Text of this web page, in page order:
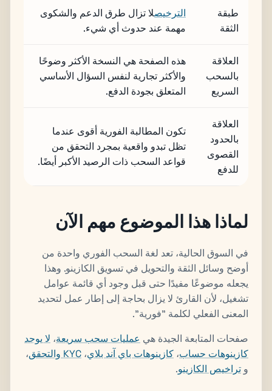
طبقة
الثقة
الترخيصلا تزال طرق الدعم والشكوى
مهمة عند حدوث أي شيء.
العلاقة
بالسحب
السريع
هذه الصفحة هي النسخة الأكثر وضوحًا
والأكثر تجارية لنفس السؤال الأساسي
المتعلق بجودة الدفع.
العلاقة
بالحدود
القصوى
للدفع
تكون المطالبة الفورية أقوى عندما
تظل تبدو واقعية بمجرد التحقق من
قواعد السحب ذات الرصيد الأكبر أيضًا.
لماذا هذا الموضوع مهم الآن
في السوق الحالية، تعد لغة السحب الفوري واحدة من
أوضح وسائل الثقة والتحويل في تسويق الكازينو. وهذا
يجعله موضوعًا مفيدًا حتى قبل وجود أي قائمة عوامل
تشغيل، لأن القارئ لا يزال بحاجة إلى إطار عمل لتحديد
المعنى الفعلي لكلمة "فورية".
صفحات المتابعة الجيدة هي عمليات سحب سريعة، لا يوجد
كازينوهات حساب، كازينوهات باي آند بلاي، KYC والتحقق
،
و تراخيص الكازينو.